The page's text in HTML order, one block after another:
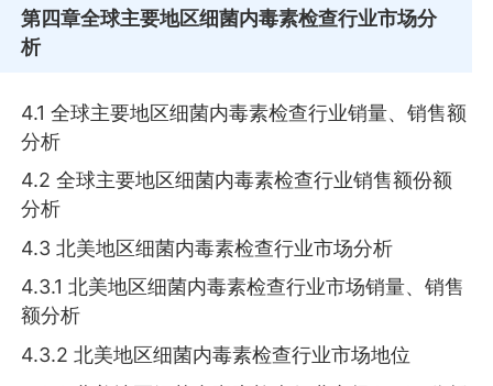
第四章全球主要地区细菌内毒素检查行业市场分
析
4.1 全球主要地区细菌内毒素检查行业销量、销售额
分析
4.2 全球主要地区细菌内毒素检查行业销售额份额
分析
4.3 北美地区细菌内毒素检查行业市场分析
4.3.1 北美地区细菌内毒素检查行业市场销量、销售
额分析
4.3.2 北美地区细菌内毒素检查行业市场地位